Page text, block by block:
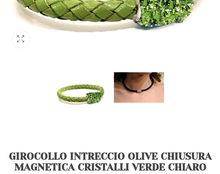
GIROCOLLO INTRECCIO OLIVE CHIUSURA
MAGNETICA CRISTALLI VERDE CHIARO